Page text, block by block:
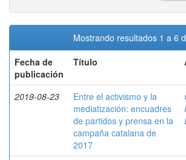
Mostrando resultados 1 a 6
Fecha de
publicación
Título
2019-08-23
Entre el activismo y la
mediatización: encuadres
de partidos y prensa en la
campaña catalana de
2017